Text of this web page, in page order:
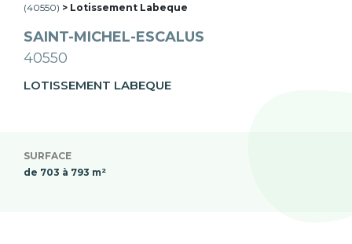
(40550)
Lotissement Labeque
SAINT-MICHEL-ESCALUS
40550
LOTISSEMENT LABEQUE
SURFACE
de 703 à 793 m²